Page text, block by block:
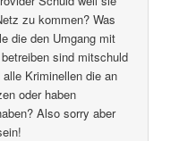
zu kommen? Was
die den Umgang mit
sind mitschuld
Kriminellen die an
oder haben
Also sorry aber